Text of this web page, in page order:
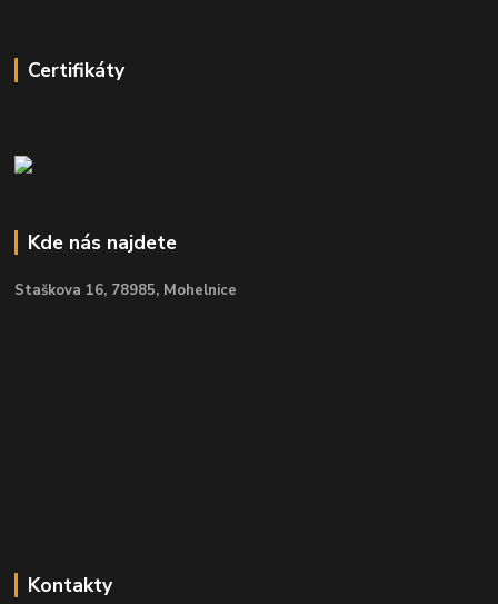
Certifikáty
Kde nás najdete
Staškova 16, 78985, Mohelnice
Kontakty